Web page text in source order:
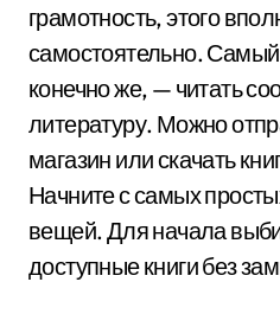
грамотность, этого
самостоятельно.
конечно же, — читать
литературу. Можно
магазин или скачать
Начните с самых
вещей. Для начала
доступные книги без